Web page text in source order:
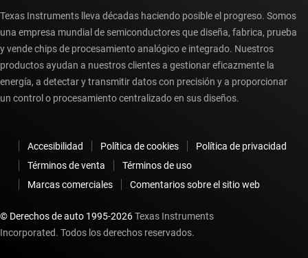
Texas Instruments lleva décadas haciendo posible el progreso. Somos
una empresa mundial de semiconductores que diseña, fabrica, prueba
y vende chips de procesamiento analógico e integrado. Nuestros
productos ayudan a nuestros clientes a gestionar eficazmente la
energía, a detectar y transmitir datos con precisión y a proporcionar
un control o procesamiento centralizado en sus diseños.
Accesibilidad Política de cookies
Política de privacidad
Términos de venta
Términos de uso
Marcas comerciales
Comentarios sobre el sitio web
© Derechos de auto 1995-2026Texas Instruments
Incorporated. Todos los derechos reservados.